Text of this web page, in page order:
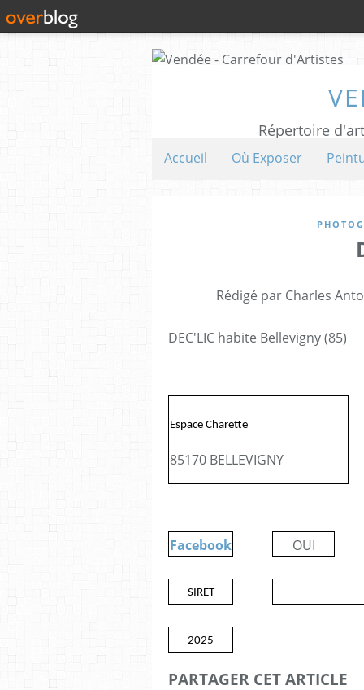
Répertoire
Accueil Où Exposer
Rédigé par Charles
DEC'LIC habite Bellevigny (85)
Espace Charette
85170 BELLEVIGNY
Facebook OUI
SIRET
2025
PARTAGER CET ARTICLE